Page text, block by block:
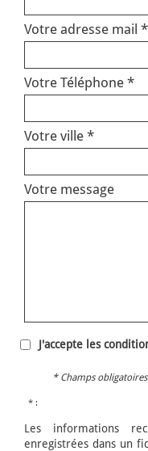
Votre adresse mail *
Votre Téléphone *
Votre ville *
Votre message
J'accepte les
* Champs obligatoires
* :
Les informations
enregistrées dans un